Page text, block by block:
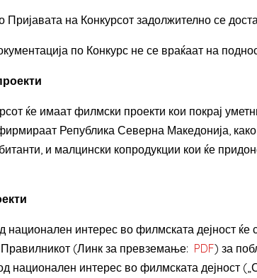
на Конкурсот задолжително се
по Конкурс не се враќаат на
ќе имаат филмски проекти кои покрај
Република Северна Македонија,
и малцински копродукции кои ќе
интерес во филмската дејност
(Линк за превземање: PDF) за
интерес во филмската дејност